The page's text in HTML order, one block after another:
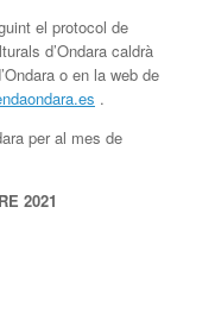
el protocol de
d’Ondara caldrà
o en la web de
.
per al mes de
2021